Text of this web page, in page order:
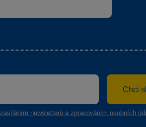
Chci
zasíláním newsletterů a zpracováním osobních